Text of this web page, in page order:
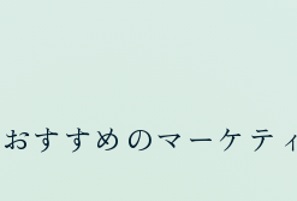
おすすめのマーケテ